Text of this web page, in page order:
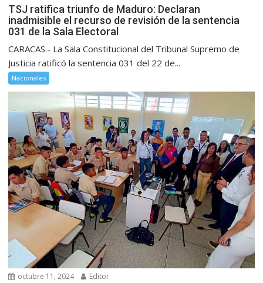
TSJ ratifica triunfo de Maduro: Declaran
inadmisible el recurso de revisión de la sentencia
031 de la Sala Electoral
CARACAS.- La Sala Constitucional del Tribunal Supremo de
Justicia ratificó la sentencia 031 del 22 de...
Nacionales
octubre 11, 2024 Editor